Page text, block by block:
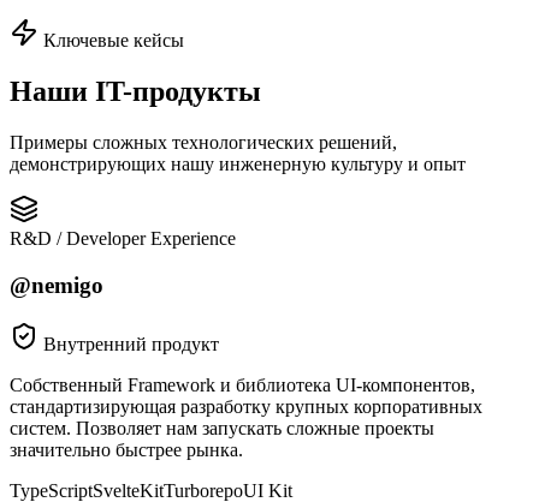
Ключевые кейсы
Наши IT-продукты
Примеры сложных технологических решений,
демонстрирующих нашу инженерную культуру и опыт
R&D / Developer Experience
@nemigo
Внутренний продукт
Собственный Framework и библиотека UI-компонентов,
стандартизирующая разработку крупных корпоративных
систем. Позволяет нам запускать сложные проекты
значительно быстрее рынка.
TypeScriptSvelteKitTurborepoUI Kit